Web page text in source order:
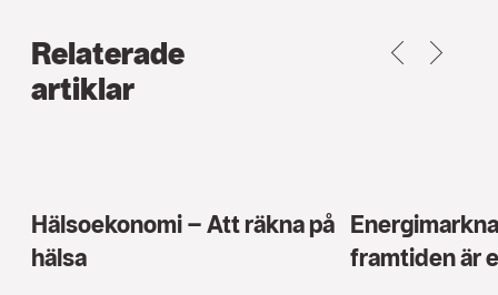
Relaterade
artiklar
TILLBAKA
Hälsoekonomi – Att räkna på
hälsa
framtiden är